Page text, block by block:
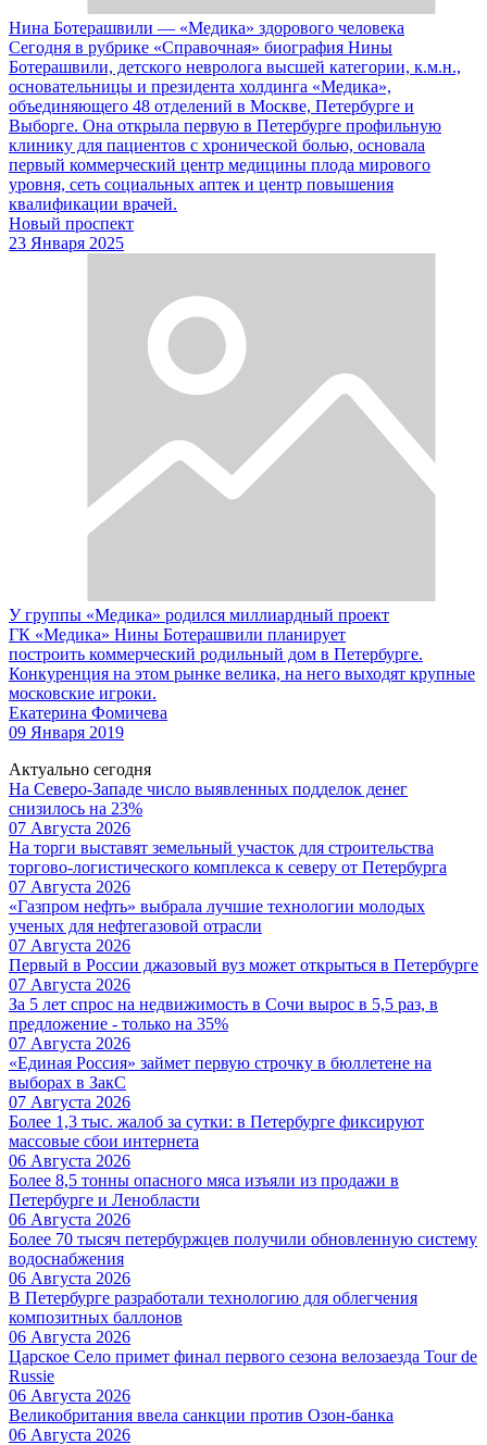
Нина Ботерашвили — «Медика» здорового человека
Сегодня в рубрике «Справочная» биография Нины
Ботерашвили, детского невролога высшей категории, к.м.н.,
основательницы и президента холдинга «Медика»,
объединяющего 48 отделений в Москве, Петербурге и
Выборге. Она открыла первую в Петербурге профильную
клинику для пациентов с хронической болью, основала
первый коммерческий центр медицины плода мирового
уровня, сеть социальных аптек и центр повышения
квалификации врачей.
Новый проспект
23 Января 2025
У группы «Медика» родился миллиардный проект
ГК «Медика» Нины Ботерашвили планирует
построить коммерческий родильный дом в Петербурге.
Конкуренция на этом рынке велика, на него выходят крупные
московские игроки.
Екатерина Фомичева
09 Января 2019
Актуально сегодня
На Северо-Западе число выявленных подделок денег
снизилось на 23%
07 Августа 2026
На торги выставят земельный участок для строительства
торгово-логистического комплекса к северу от Петербурга
07 Августа 2026
«Газпром нефть» выбрала лучшие технологии молодых
ученых для нефтегазовой отрасли
07 Августа 2026
Первый в России джазовый вуз может открыться в Петербурге
07 Августа 2026
За 5 лет спрос на недвижимость в Сочи вырос в 5,5 раз, в
предложение - только на 35%
07 Августа 2026
«Единая Россия» займет первую строчку в бюллетене на
выборах в ЗакС
07 Августа 2026
Более 1,3 тыс. жалоб за сутки: в Петербурге фиксируют
массовые сбои интернета
06 Августа 2026
Более 8,5 тонны опасного мяса изъяли из продажи в
Петербурге и Ленобласти
06 Августа 2026
Более 70 тысяч петербуржцев получили обновленную систему
водоснабжения
06 Августа 2026
В Петербурге разработали технологию для облегчения
композитных баллонов
06 Августа 2026
Царское Село примет финал первого сезона велозаезда Tour de
Russie
06 Августа 2026
Великобритания ввела санкции против Озон-банка
06 Августа 2026